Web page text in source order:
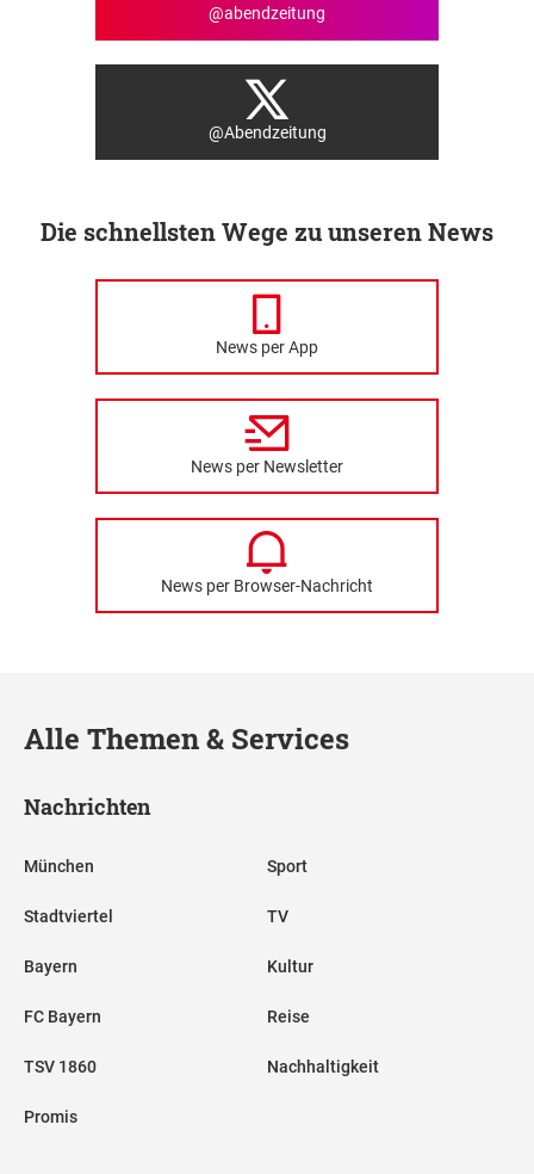
@abendzeitung
@Abendzeitung
Die schnellsten Wege zu unseren News
News per App
News per Newsletter
News per Browser-Nachricht
Alle Themen & Services
Nachrichten
München
Stadtviertel
Bayern
FC Bayern
TSV 1860
Promis
Sport
TV
Kultur
Reise
Nachhaltigkeit